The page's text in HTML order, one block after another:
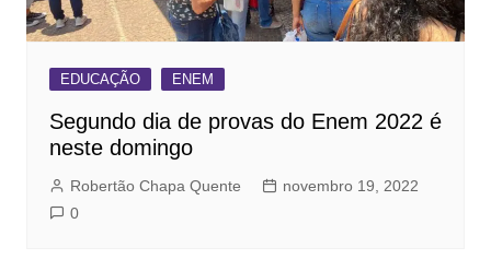
EDUCAÇÃO ENEM
Segundo dia de provas do Enem 2022 é
neste domingo
Robertão Chapa Quente
novembro 19, 2022
0